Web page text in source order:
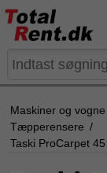
Maskiner og vogne
Tæpperensere /
Taski ProCarpet